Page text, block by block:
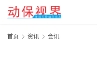
首页 资讯 会讯